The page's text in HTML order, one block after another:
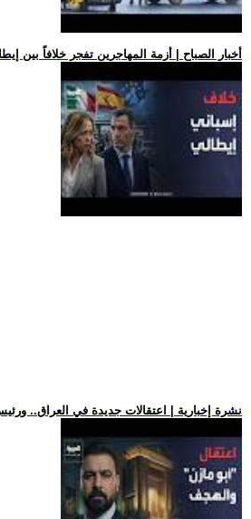
.. أخبار الصباح | أزمة المهاجرين تفجر خلافاً بين
.. نشرة إخبارية | اعتقالات جديدة في العراق..